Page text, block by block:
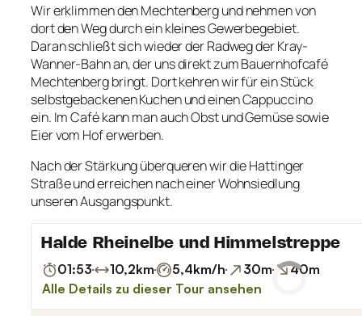
Wir erklimmen den Mechtenberg und nehmen von
dort den Weg durch ein kleines Gewerbegebiet.
Daran schließt sich wieder der Radweg der Kray-
Wanner-Bahn an, der uns direkt zum Bauernhofcafé
Mechtenberg bringt. Dort kehren wir für ein Stück
selbstgebackenen Kuchen und einen Cappuccino
ein. Im Café kann man auch Obst und Gemüse sowie
Eier vom Hof erwerben.
Nach der Stärkung überqueren wir die Hattinger
Straße und erreichen nach einer Wohnsiedlung
unseren Ausgangspunkt.